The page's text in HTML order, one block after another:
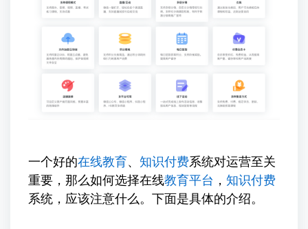
一个好的在线教育、 知识付费系统对运营至关
重要，那么如何选择在线教育平台 ， 知识付费
系统，应该注意什么。下面是具体的介绍。